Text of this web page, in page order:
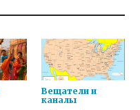
Вещатели и
каналы